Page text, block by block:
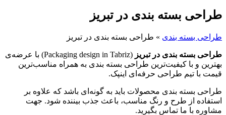
طراحی بسته بندی در تبریز
طراحی بسته بندی » طراحی بسته بندی در تبریز
طراحی بسته بندی در تبریز
(Packaging design in Tabriz) با عرضه‌ی
بهترین و با کیفیت‌ترین طراحی بسته بندی به همراه مناسب‌ترین
قیمت با تیم طراحی حرفه‌ای اینپک.
طراحی بسته بندی محصولات باید به گونه‌ای باشد که علاوه بر
استفاده از طرح و رنگ مناسب، باعث جذب بیننده شود. جهت
مشاوره با ما تماس بگیرید.